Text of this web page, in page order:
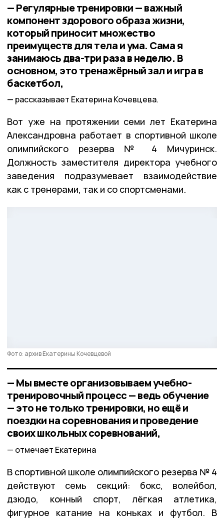
— Регулярные тренировки — важный
компонент здорового образа жизни,
который приносит множество
преимуществ для тела и ума. Сама я
занимаюсь два-три раза в неделю. В
основном, это тренажёрный зал и игра в
баскетбол,
рассказывает Екатерина Кочевцева.
Вот уже на протяжении семи лет Екатерина
Александровна работает в спортивной школе
олимпийского резерва № 4 Мичуринск.
Должность заместителя директора учебного
заведения подразумевает взаимодействие
как с тренерами, так и со спортсменами.
Фото: архив Екатерины Кочевцевой
— Мы вместе организовываем учебно-
тренировочный процесс — ведь обучение
— это не только тренировки, но ещё и
поездки на соревнования и проведение
своих школьных соревнований,
отмечает Екатерина
В спортивной школе олимпийского резерва № 4
действуют семь секций: бокс, волейбол,
дзюдо, конный спорт, лёгкая атлетика,
фигурное катание на коньках и футбол. В